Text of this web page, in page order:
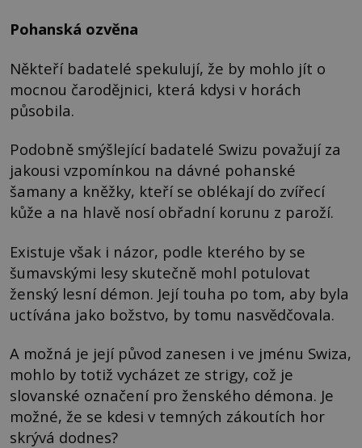
Pohanská ozvěna
Někteří badatelé spekulují, že by mohlo jít o
mocnou čarodějnici, která kdysi v horách
působila.
Podobně smýšlející badatelé Swizu považují za
jakousi vzpomínkou na dávné pohanské
šamany a kněžky, kteří se oblékají do zvířecí
kůže a na hlavě nosí obřadní korunu z paroží.
Existuje však i názor, podle kterého by se
šumavskými lesy skutečně mohl potulovat
ženský lesní démon. Její touha po tom, aby byla
uctívána jako božstvo, by tomu nasvědčovala.
A možná je její původ zanesen i ve jménu Swiza,
mohlo by totiž vycházet ze strigy, což je
slovanské označení pro ženského démona. Je
možné, že se kdesi v temných zákoutích hor
skrývá dodnes?